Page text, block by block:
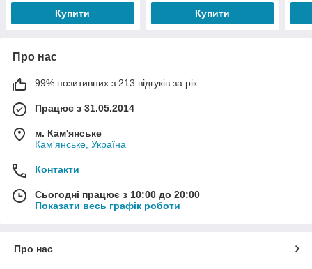
Купити Купити
Про нас
99% позитивних з 213 відгуків за рік
Працює з 31.05.2014
м. Кам'янське
Кам'янське, Україна
Контакти
Сьогодні працює з 10:00 до 20:00
Показати весь графік роботи
Про нас